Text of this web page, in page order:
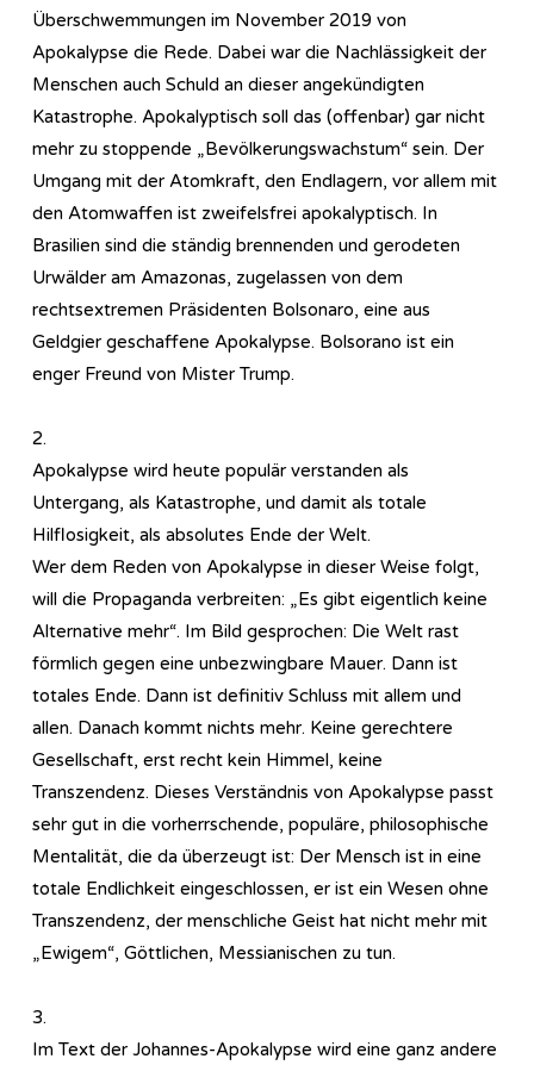
Überschwemmungen im November 2019 von
Apokalypse die Rede. Dabei war die Nachlässigkeit der
Menschen auch Schuld an dieser angekündigten
Katastrophe. Apokalyptisch soll das (offenbar) gar nicht
mehr zu stoppende „Bevölkerungswachstum“ sein. Der
Umgang mit der Atomkraft, den Endlagern, vor allem mit
den Atomwaffen ist zweifelsfrei apokalyptisch. In
Brasilien sind die ständig brennenden und gerodeten
Urwälder am Amazonas, zugelassen von dem
rechtsextremen Präsidenten Bolsonaro, eine aus
Geldgier geschaffene Apokalypse. Bolsorano ist ein
enger Freund von Mister Trump.
2.
Apokalypse wird heute populär verstanden als
Untergang, als Katastrophe, und damit als totale
Hilflosigkeit, als absolutes Ende der Welt.
Wer dem Reden von Apokalypse in dieser Weise folgt,
will die Propaganda verbreiten: „Es gibt eigentlich keine
Alternative mehr“. Im Bild gesprochen: Die Welt rast
förmlich gegen eine unbezwingbare Mauer. Dann ist
totales Ende. Dann ist definitiv Schluss mit allem und
allen. Danach kommt nichts mehr. Keine gerechtere
Gesellschaft, erst recht kein Himmel, keine
Transzendenz. Dieses Verständnis von Apokalypse passt
sehr gut in die vorherrschende, populäre, philosophische
Mentalität, die da überzeugt ist: Der Mensch ist in eine
totale Endlichkeit eingeschlossen, er ist ein Wesen ohne
Transzendenz, der menschliche Geist hat nicht mehr mit
„Ewigem“, Göttlichen, Messianischen zu tun.
3.
Im Text der Johannes-Apokalypse wird eine ganz andere